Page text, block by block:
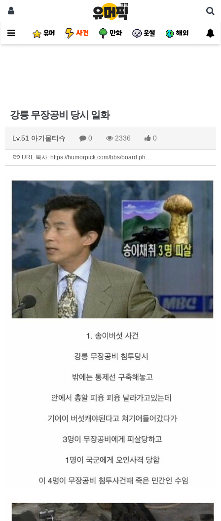
유머 사건 만화 웃썰 해외 핫
강릉 무장공비 당시 일화
Lv.51 아기물티슈 0 2336 0
URL 복사: https://humorpick.com/bbs/board.ph…